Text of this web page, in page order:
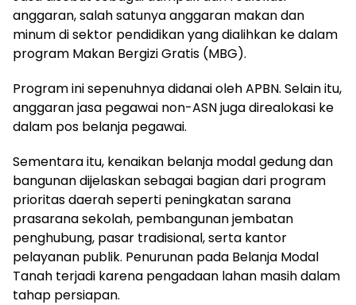
anggaran, salah satunya anggaran makan dan
minum di sektor pendidikan yang dialihkan ke dalam
program Makan Bergizi Gratis (MBG).
Program ini sepenuhnya didanai oleh APBN. Selain itu,
anggaran jasa pegawai non-ASN juga direalokasi ke
dalam pos belanja pegawai.
Sementara itu, kenaikan belanja modal gedung dan
bangunan dijelaskan sebagai bagian dari program
prioritas daerah seperti peningkatan sarana
prasarana sekolah, pembangunan jembatan
penghubung, pasar tradisional, serta kantor
pelayanan publik. Penurunan pada Belanja Modal
Tanah terjadi karena pengadaan lahan masih dalam
tahap persiapan.